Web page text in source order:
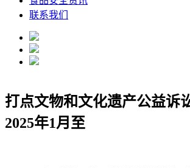
联系我们
打点文物和文化遗产公益诉
2025年1月至